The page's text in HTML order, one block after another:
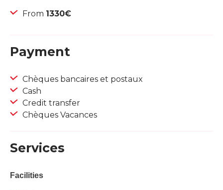
From 1330€
Payment
Chèques bancaires et postaux
Cash
Credit transfer
Chèques Vacances
Services
Facilities